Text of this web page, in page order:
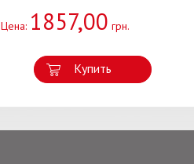
Цена: 1857,00 грн.
Купить